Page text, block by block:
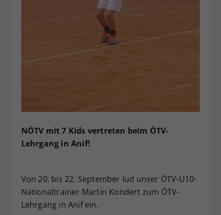
NÖTV mit 7 Kids vertreten beim ÖTV-
Lehrgang in Anif!
Von 20. bis 22. September lud unser ÖTV-U10-
Nationaltrainer Martin Kondert zum ÖTV-
Lehrgang in Anif ein.
Dieser Wert speichert Ihre Consent-
Einstellungen. Unter anderem eine
zufällig generierte ID, für die
historische Speicherung Ihrer
vorgenommen Einstellungen, falls der